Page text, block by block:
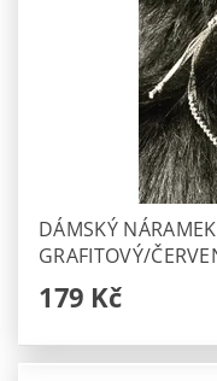
DÁMSKÝ
GRAFITOVÝ/
179 Kč